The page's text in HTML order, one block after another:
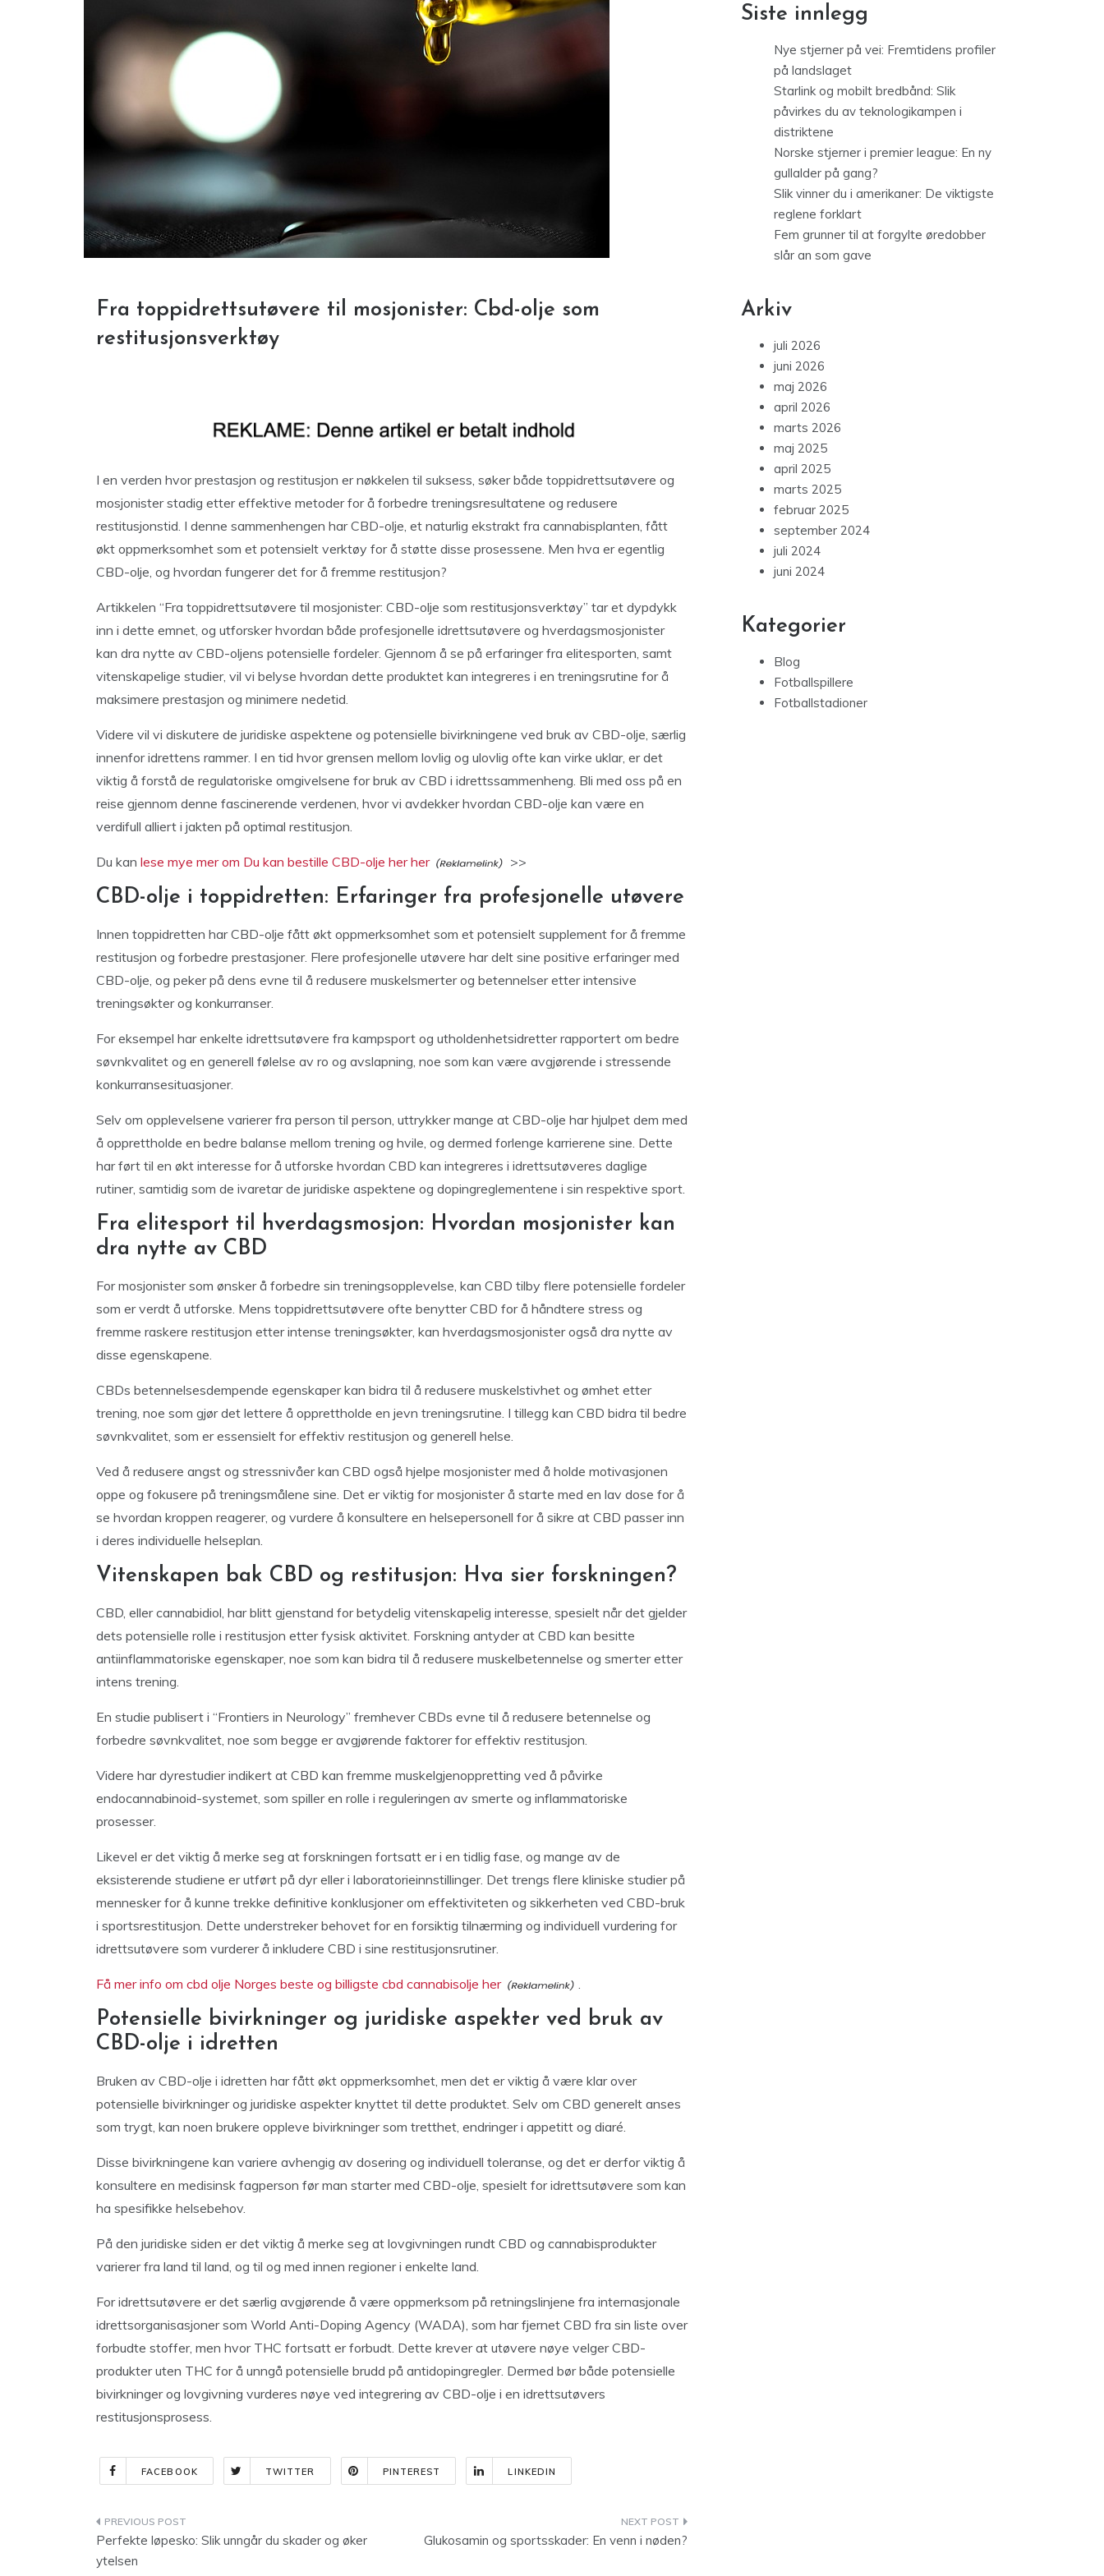
Fra toppidrettsutøvere til mosjonister: Cbd-olje som
restitusjonsverktøy
I en verden hvor prestasjon og restitusjon er nøkkelen til suksess, søker både toppidrettsutøvere og
mosjonister stadig etter effektive metoder for å forbedre treningsresultatene og redusere
restitusjonstid. I denne sammenhengen har CBD-olje, et naturlig ekstrakt fra cannabisplanten, fått
økt oppmerksomhet som et potensielt verktøy for å støtte disse prosessene. Men hva er egentlig
CBD-olje, og hvordan fungerer det for å fremme restitusjon?
Artikkelen “Fra toppidrettsutøvere til mosjonister: CBD-olje som restitusjonsverktøy” tar et dypdykk
inn i dette emnet, og utforsker hvordan både profesjonelle idrettsutøvere og hverdagsmosjonister
kan dra nytte av CBD-oljens potensielle fordeler. Gjennom å se på erfaringer fra elitesporten, samt
vitenskapelige studier, vil vi belyse hvordan dette produktet kan integreres i en treningsrutine for å
maksimere prestasjon og minimere nedetid.
Videre vil vi diskutere de juridiske aspektene og potensielle bivirkningene ved bruk av CBD-olje, særlig
innenfor idrettens rammer. I en tid hvor grensen mellom lovlig og ulovlig ofte kan virke uklar, er det
viktig å forstå de regulatoriske omgivelsene for bruk av CBD i idrettssammenheng. Bli med oss på en
reise gjennom denne fascinerende verdenen, hvor vi avdekker hvordan CBD-olje kan være en
verdifull alliert i jakten på optimal restitusjon.
Du kan lese mye mer om Du kan bestille CBD-olje her her >>
CBD-olje i toppidretten: Erfaringer fra profesjonelle utøvere
Innen toppidretten har CBD-olje fått økt oppmerksomhet som et potensielt supplement for å fremme
restitusjon og forbedre prestasjoner. Flere profesjonelle utøvere har delt sine positive erfaringer med
CBD-olje, og peker på dens evne til å redusere muskelsmerter og betennelser etter intensive
treningsøkter og konkurranser.
For eksempel har enkelte idrettsutøvere fra kampsport og utholdenhetsidretter rapportert om bedre
søvnkvalitet og en generell følelse av ro og avslapning, noe som kan være avgjørende i stressende
konkurransesituasjoner.
Selv om opplevelsene varierer fra person til person, uttrykker mange at CBD-olje har hjulpet dem med
å opprettholde en bedre balanse mellom trening og hvile, og dermed forlenge karrierene sine. Dette
har ført til en økt interesse for å utforske hvordan CBD kan integreres i idrettsutøveres daglige
rutiner, samtidig som de ivaretar de juridiske aspektene og dopingreglementene i sin respektive sport.
Fra elitesport til hverdagsmosjon: Hvordan mosjonister kan
dra nytte av CBD
For mosjonister som ønsker å forbedre sin treningsopplevelse, kan CBD tilby flere potensielle fordeler
som er verdt å utforske. Mens toppidrettsutøvere ofte benytter CBD for å håndtere stress og
fremme raskere restitusjon etter intense treningsøkter, kan hverdagsmosjonister også dra nytte av
disse egenskapene.
CBDs betennelsesdempende egenskaper kan bidra til å redusere muskelstivhet og ømhet etter
trening, noe som gjør det lettere å opprettholde en jevn treningsrutine. I tillegg kan CBD bidra til bedre
søvnkvalitet, som er essensielt for effektiv restitusjon og generell helse.
Ved å redusere angst og stressnivåer kan CBD også hjelpe mosjonister med å holde motivasjonen
oppe og fokusere på treningsmålene sine. Det er viktig for mosjonister å starte med en lav dose for å
se hvordan kroppen reagerer, og vurdere å konsultere en helsepersonell for å sikre at CBD passer inn
i deres individuelle helseplan.
Vitenskapen bak CBD og restitusjon: Hva sier forskningen?
CBD, eller cannabidiol, har blitt gjenstand for betydelig vitenskapelig interesse, spesielt når det gjelder
dets potensielle rolle i restitusjon etter fysisk aktivitet. Forskning antyder at CBD kan besitte
antiinflammatoriske egenskaper, noe som kan bidra til å redusere muskelbetennelse og smerter etter
intens trening.
En studie publisert i “Frontiers in Neurology” fremhever CBDs evne til å redusere betennelse og
forbedre søvnkvalitet, noe som begge er avgjørende faktorer for effektiv restitusjon.
Videre har dyrestudier indikert at CBD kan fremme muskelgjenoppretting ved å påvirke
endocannabinoid-systemet, som spiller en rolle i reguleringen av smerte og inflammatoriske
prosesser.
Likevel er det viktig å merke seg at forskningen fortsatt er i en tidlig fase, og mange av de
eksisterende studiene er utført på dyr eller i laboratorieinnstillinger. Det trengs flere kliniske studier på
mennesker for å kunne trekke definitive konklusjoner om effektiviteten og sikkerheten ved CBD-bruk
i sportsrestitusjon. Dette understreker behovet for en forsiktig tilnærming og individuell vurdering for
idrettsutøvere som vurderer å inkludere CBD i sine restitusjonsrutiner.
Få mer info om cbd olje Norges beste og billigste cbd cannabisolje her .
Potensielle bivirkninger og juridiske aspekter ved bruk av
CBD-olje i idretten
Bruken av CBD-olje i idretten har fått økt oppmerksomhet, men det er viktig å være klar over
potensielle bivirkninger og juridiske aspekter knyttet til dette produktet. Selv om CBD generelt anses
som trygt, kan noen brukere oppleve bivirkninger som tretthet, endringer i appetitt og diaré.
Disse bivirkningene kan variere avhengig av dosering og individuell toleranse, og det er derfor viktig å
konsultere en medisinsk fagperson før man starter med CBD-olje, spesielt for idrettsutøvere som kan
ha spesifikke helsebehov.
På den juridiske siden er det viktig å merke seg at lovgivningen rundt CBD og cannabisprodukter
varierer fra land til land, og til og med innen regioner i enkelte land.
For idrettsutøvere er det særlig avgjørende å være oppmerksom på retningslinjene fra internasjonale
idrettsorganisasjoner som World Anti-Doping Agency (WADA), som har fjernet CBD fra sin liste over
forbudte stoffer, men hvor THC fortsatt er forbudt. Dette krever at utøvere nøye velger CBD-
produkter uten THC for å unngå potensielle brudd på antidopingregler. Dermed bør både potensielle
bivirkninger og lovgivning vurderes nøye ved integrering av CBD-olje i en idrettsutøvers
restitusjonsprosess.
FACEBOOK TWITTER PINTEREST LINKEDIN
Indlægsnavigation
Perfekte løpesko: Slik unngår du skader og øker
ytelsen
Glukosamin og sportsskader: En venn i nøden?
Siste innlegg
Nye stjerner på vei: Fremtidens profiler
på landslaget
Starlink og mobilt bredbånd: Slik
påvirkes du av teknologikampen i
distriktene
Norske stjerner i premier league: En ny
gullalder på gang?
Slik vinner du i amerikaner: De viktigste
reglene forklart
Fem grunner til at forgylte øredobber
slår an som gave
Arkiv
juli 2026
juni 2026
maj 2026
april 2026
marts 2026
maj 2025
april 2025
marts 2025
februar 2025
september 2024
juli 2024
juni 2024
Kategorier
Blog
Fotballspillere
Fotballstadioner